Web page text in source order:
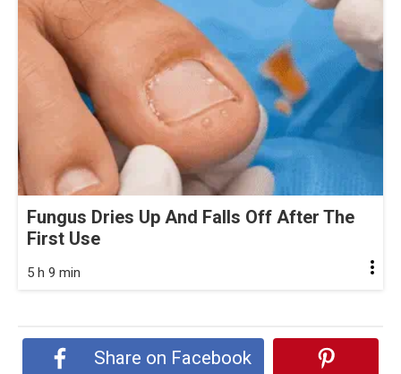
Fungus Dries Up And Falls Off After The
First Use
5 h 9 min
Share on Facebook